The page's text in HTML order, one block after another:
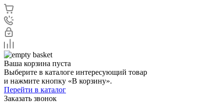
Ваша корзина пуста
Выберите в каталоге интересующий товар
и нажмите кнопку «В корзину».
Перейти в каталог
Заказать звонок